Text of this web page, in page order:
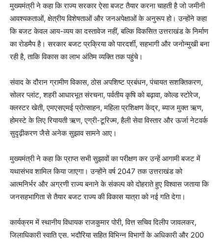
मुख्यमंत्री ने कहा कि राज्य सरकार ऐसा बजट तैयार करना चाहती है जो जमीनी
आवश्यकताओं, क्षेत्रीय विशेषताओं और जनअपेक्षाओं के अनुरूप हो। उन्होंने कहा
कि बजट केवल आय-व्यय का दस्तावेज नहीं, बल्कि विकसित उत्तराखंड के निर्माण
का रोडमैप है। सरकार बजट प्रक्रिया को पारदर्शी, सहभागी और जनोन्मुखी बना
रही है, ताकि विकास का लाभ अंतिम व्यक्ति तक पहुंचे।
संवाद के दौरान ग्रामीण विकास, ठोस अपशिष्ट प्रबंधन, पंचायत सशक्तिकरण,
सोलर प्लांट, शहरी आधारभूत संरचना, पर्वतीय कृषि को बढ़ावा, कोल्ड स्टोरेज,
क्लस्टर खेती, एमएसएमई प्रोत्साहन, महिला प्रशिक्षण केंद्र, ब्याज मुक्त ऋण,
होमस्टे के लिए रियायती ऋण, एग्री-टूरिज्म, हैली सेवा विस्तार और ऊर्जा नेटवर्क
सुदृढ़ीकरण जैसे अनेक सुझाव सामने आए।
मुख्यमंत्री ने कहा कि प्राप्त सभी सुझावों का परीक्षण कर उन्हें आगामी बजट में
यथासंभव शामिल किया जाएगा। उन्होंने वर्ष 2047 तक उत्तराखंड को
आत्मनिर्भर और अग्रणी राज्य बनाने के संकल्प को दोहराते हुए विश्वास जताया कि
जनसहभागिता से तैयार बजट राज्य की विकास यात्रा को नई गति देगा।
कार्यक्रम में स्थानीय विधायक राजकुमार पोरी, वित्त सचिव दिलीप जावलकर,
जिलाधिकारी स्वाति एस. भदौरिया सहित विभिन्न विभागों के अधिकारी और 200